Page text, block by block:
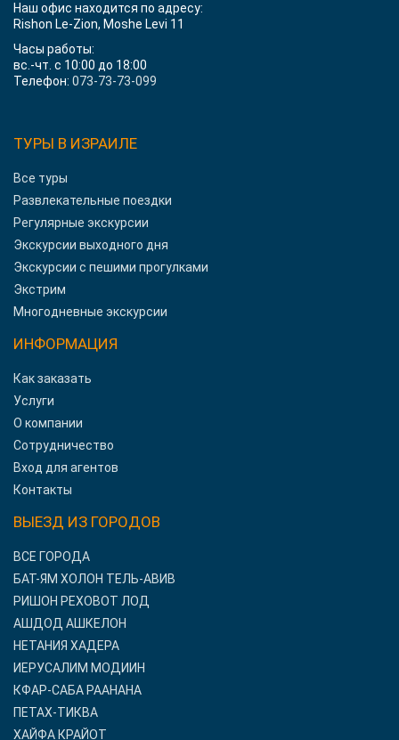
Наш офис находится по адресу:
Rishon Le-Zion, Moshe Levi 11
Часы работы:
вс.-чт. с 10:00 до 18:00
Телефон: 073-73-73-099
ТУРЫ В ИЗРАИЛЕ
Все туры
Развлекательные поездки
Регулярные экскурсии
Экскурсии выходного дня
Экскурсии с пешими прогулками
Экстрим
Многодневные экскурсии
ИНФОРМАЦИЯ
Как заказать
Услуги
О компании
Сотрудничество
Вход для агентов
Контакты
ВЫЕЗД ИЗ ГОРОДОВ
ВСЕ ГОРОДА
БАТ-ЯМ ХОЛОН ТЕЛЬ-АВИВ
РИШОН РЕХОВОТ ЛОД
АШДОД АШКЕЛОН
НЕТАНИЯ ХАДЕРА
ИЕРУСАЛИМ МОДИИН
КФАР-САБА РААНАНА
ПЕТАХ-ТИКВА
ХАЙФА КРАЙОТ